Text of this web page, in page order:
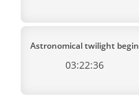
Astronomical twilight begin
03:22:36